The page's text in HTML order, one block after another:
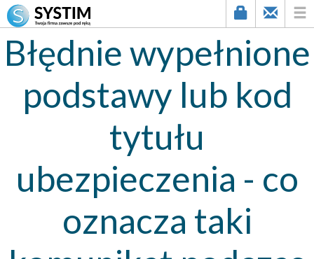
Błędnie wypełnione
podstawy lub kod
tytułu
ubezpieczenia - co
oznacza taki